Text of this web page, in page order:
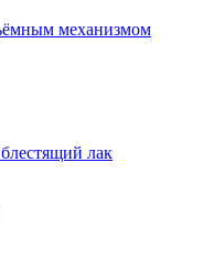
механизмом
лак